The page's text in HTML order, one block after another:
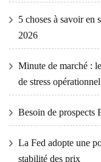
5 choses à savoir en
2026
Minute de marché :
de stress opérationnel
Besoin de prospects
La Fed adopte une
stabilité des prix